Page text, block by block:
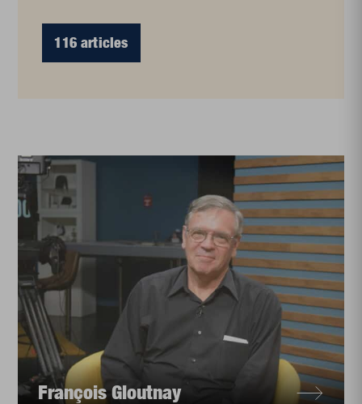
116 articles
François Gloutnay